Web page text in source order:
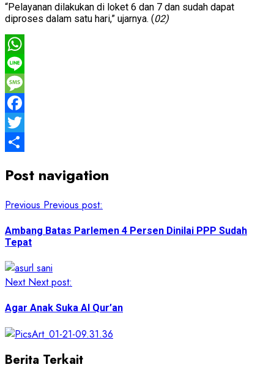
“Pelayanan dilakukan di loket 6 dan 7 dan sudah dapat
diproses dalam satu hari,” ujarnya. (02)
WhatsApp
Line
Message
Facebook
Twitter
Post navigation
Previous Previous post:
Ambang Batas Parlemen 4 Persen Dinilai PPP Sudah
Tepat
Next Next post:
Agar Anak Suka Al Qur’an
Berita Terkait